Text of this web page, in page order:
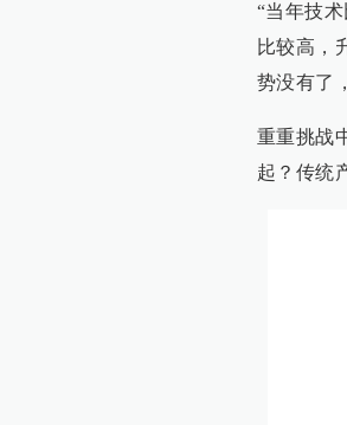
“当年技
比较高，
势没有了
重重挑战
起？传统